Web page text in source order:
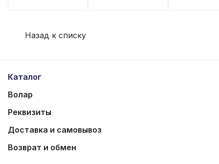
Назад к списку
Каталог
Волар
Реквизиты
Доставка и самовывоз
Возврат и обмен